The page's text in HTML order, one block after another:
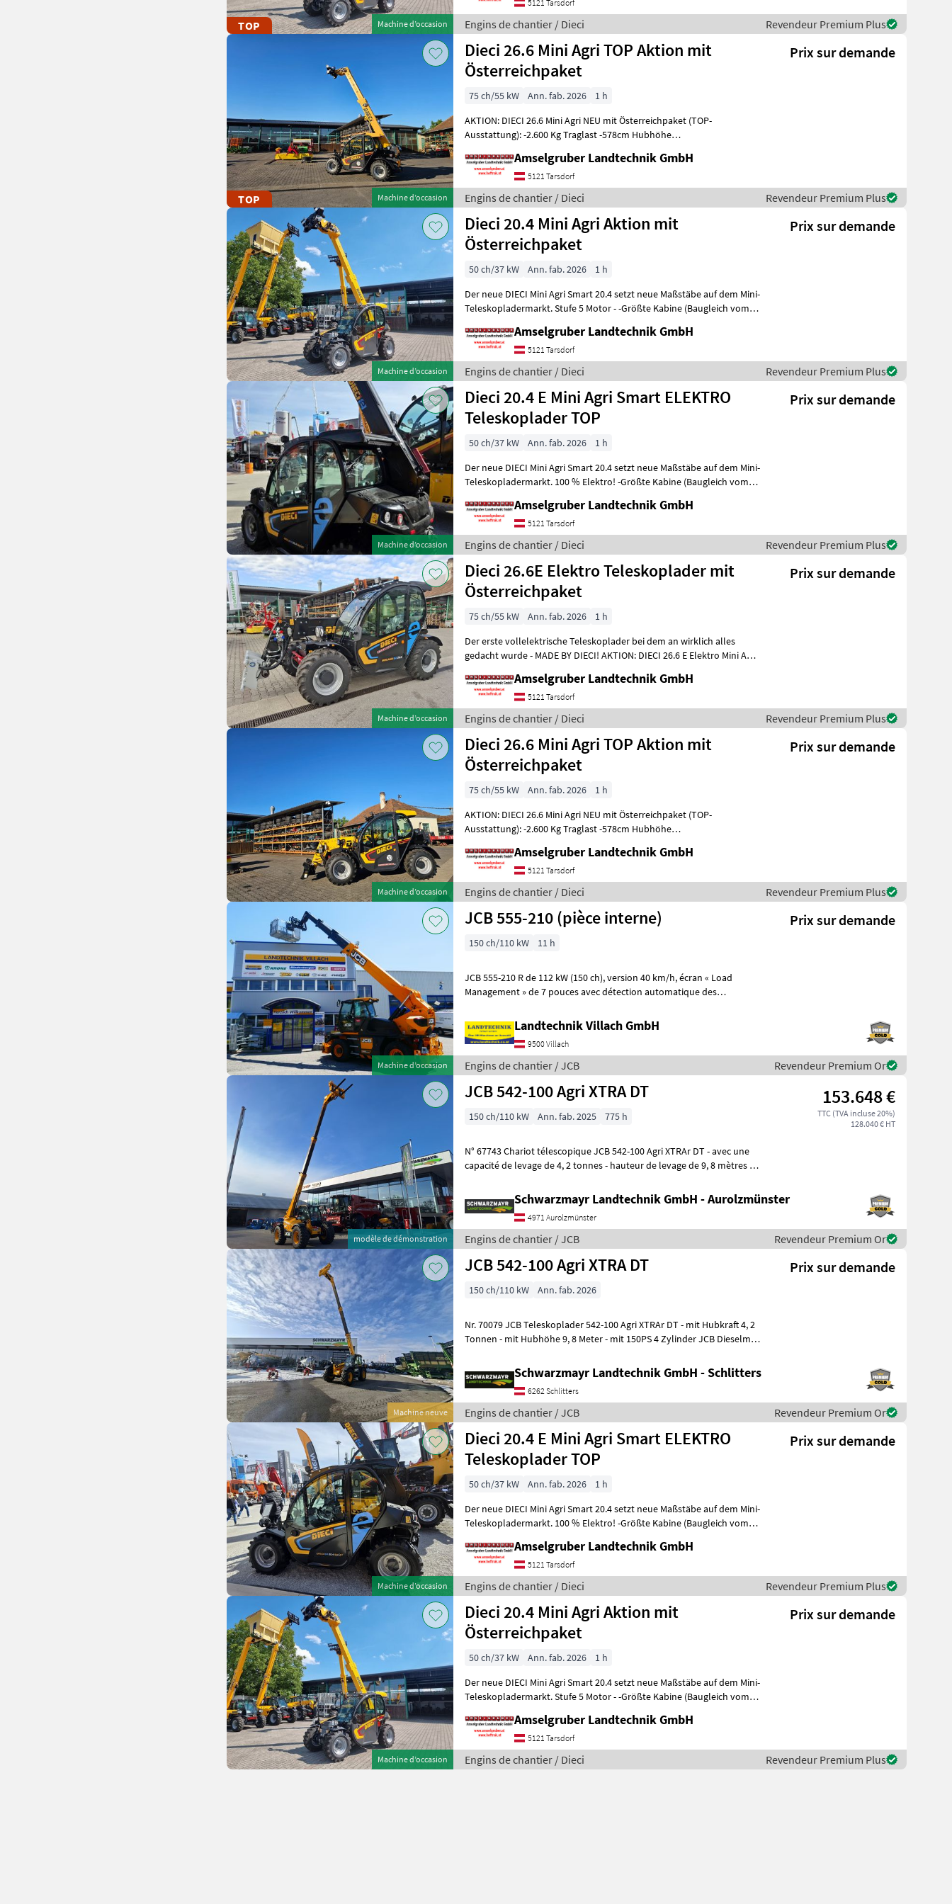
TOP Machine d’occasion
5121 Tarsdorf
Engins de chantier / Dieci Revendeur Premium Plus
TOP Machine d’occasion
Dieci 26.6 Mini Agri TOP Aktion mit
Österreichpaket
Prix sur demande
75 ch/55 kW Ann. fab. 2026
1 h
AKTION: DIECI 26.6 Mini Agri NEU mit Österreichpaket (TOP-
Ausstattung): -2.600 Kg Traglast -578cm Hubhöhe
Amselgruber Landtechnik GmbH
5121 Tarsdorf
Engins de chantier / Dieci Revendeur Premium Plus
Machine d’occasion
Dieci 20.4 Mini Agri Aktion mit
Österreichpaket
Prix sur demande
50 ch/37 kW Ann. fab. 2026
1 h
Der neue DIECI Mini Agri Smart 20.4 setzt neue Maßstäbe auf dem Mini-
Teleskopladermarkt. Stufe 5 Motor - -Größte Kabine (Baugleich vom
Amselgruber Landtechnik GmbH
5121 Tarsdorf
Engins de chantier / Dieci Revendeur Premium Plus
Machine d’occasion
Dieci 20.4 E Mini Agri Smart ELEKTRO
Teleskoplader TOP
Prix sur demande
50 ch/37 kW Ann. fab. 2026
1 h
Der neue DIECI Mini Agri Smart 20.4 setzt neue Maßstäbe auf dem Mini-
Teleskopladermarkt. 100 % Elektro! -Größte Kabine (Baugleich vom
Amselgruber Landtechnik GmbH
5121 Tarsdorf
Engins de chantier / Dieci Revendeur Premium Plus
Machine d’occasion
Dieci 26.6E Elektro Teleskoplader mit
Österreichpaket
Prix sur demande
75 ch/55 kW Ann. fab. 2026
1 h
Der erste vollelektrische Teleskoplader bei dem an wirklich alles
gedacht wurde - MADE BY DIECI! AKTION: DIECI 26.6 E Elektro Mini Agri
Amselgruber Landtechnik GmbH
5121 Tarsdorf
Engins de chantier / Dieci Revendeur Premium Plus
Machine d’occasion
Dieci 26.6 Mini Agri TOP Aktion mit
Österreichpaket
Prix sur demande
75 ch/55 kW Ann. fab. 2026
1 h
AKTION: DIECI 26.6 Mini Agri NEU mit Österreichpaket (TOP-
Ausstattung): -2.600 Kg Traglast -578cm Hubhöhe
Amselgruber Landtechnik GmbH
5121 Tarsdorf
Engins de chantier / Dieci Revendeur Premium Plus
Machine d’occasion
JCB 555-210 (pièce interne) Prix sur demande
150 ch/110 kW 11 h
JCB 555-210 R de 112 kW (150 ch), version 40 km/h, écran « Load
Management » de 7 pouces avec détection automatique des
Landtechnik Villach GmbH
9500 Villach
Engins de chantier / JCB Revendeur Premium Or
modèle de démonstration
JCB 542-100 Agri XTRA DT 153.648 €
TTC (TVA incluse 20%)
128.040 € HT
150 ch/110 kW Ann. fab. 2025 775 h
N° 67743 Chariot télescopique JCB 542-100 Agri XTRAr DT - avec une
capacité de levage de 4, 2 tonnes - hauteur de levage de 9, 8 mètres -
Schwarzmayr Landtechnik GmbH - Aurolzmünster
4971 Aurolzmünster
Engins de chantier / JCB Revendeur Premium Or
Machine neuve
JCB 542-100 Agri XTRA DT Prix sur demande
150 ch/110 kW Ann. fab. 2026
Nr. 70079 JCB Teleskoplader 542-100 Agri XTRAr DT - mit Hubkraft 4, 2
Tonnen - mit Hubhöhe 9, 8 Meter - mit 150PS 4 Zylinder JCB Dieselmax
Schwarzmayr Landtechnik GmbH - Schlitters
6262 Schlitters
Engins de chantier / JCB Revendeur Premium Or
Machine d’occasion
Dieci 20.4 E Mini Agri Smart ELEKTRO
Teleskoplader TOP
Prix sur demande
50 ch/37 kW Ann. fab. 2026
1 h
Der neue DIECI Mini Agri Smart 20.4 setzt neue Maßstäbe auf dem Mini-
Teleskopladermarkt. 100 % Elektro! -Größte Kabine (Baugleich vom
Amselgruber Landtechnik GmbH
5121 Tarsdorf
Engins de chantier / Dieci Revendeur Premium Plus
Machine d’occasion
Dieci 20.4 Mini Agri Aktion mit
Österreichpaket
Prix sur demande
50 ch/37 kW Ann. fab. 2026
1 h
Der neue DIECI Mini Agri Smart 20.4 setzt neue Maßstäbe auf dem Mini-
Teleskopladermarkt. Stufe 5 Motor - -Größte Kabine (Baugleich vom
Amselgruber Landtechnik GmbH
5121 Tarsdorf
Engins de chantier / Dieci Revendeur Premium Plus